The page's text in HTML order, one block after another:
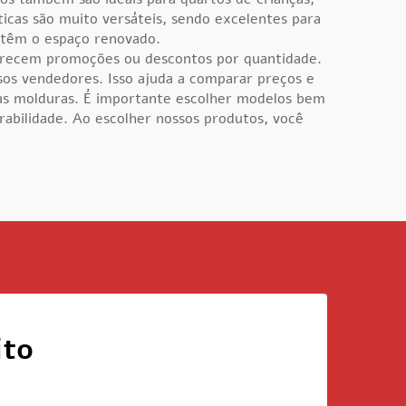
são muito versáteis, sendo excelentes para
o espaço renovado.
promoções ou descontos por quantidade.
vendedores. Isso ajuda a comparar preços e
molduras. É importante escolher modelos bem
Ao escolher nossos produtos, você